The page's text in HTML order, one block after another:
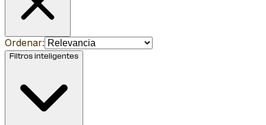
Ordenar:
Filtros inteligentes